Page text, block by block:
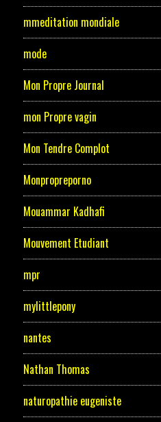
mmeditation mondiale
mode
Mon Propre Journal
mon Propre vagin
Mon Tendre Complot
Monpropreporno
Mouammar Kadhafi
Mouvement Etudiant
mpr
mylittlepony
nantes
Nathan Thomas
naturopathie eugeniste